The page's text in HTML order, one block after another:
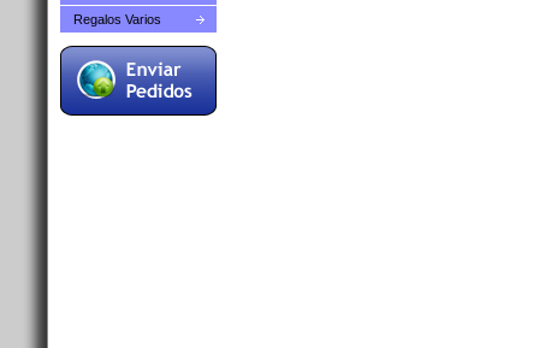
Regalos Varios